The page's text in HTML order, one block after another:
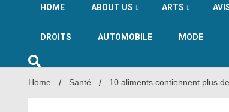
HOME ABOUT US ARTS
DROITS AUTOMOBILE MODE
Home Santé 10 aliments contiennent plus